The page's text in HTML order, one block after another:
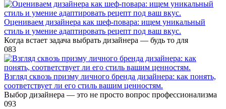
Оцениваем дизайнера как шеф-повара: ищем уникальный
стиль и умение адаптировать рецепт под ваш вкус.
Когда встает задача выбрать дизайнера — будь то для
083
Взгляд сквозь призму личного бренда дизайнера: как понять,
соответствует ли его стиль вашим ценностям.
Выбор дизайнера — это не просто вопрос профессионализма
093